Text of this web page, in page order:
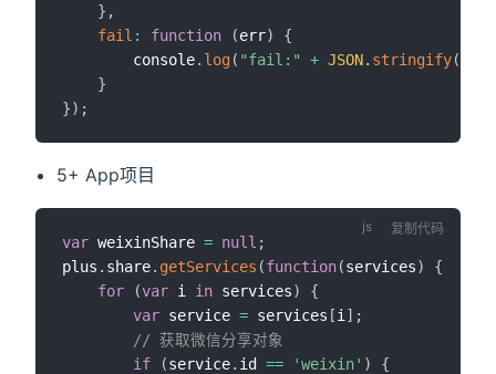
} ,
fail : function (err)
{
		console
. log( "fail:" + JSON. stringify(
}
}) ;
5+ App项目
var weixinShare = null ;
plus . share. getServices (function(services)
{
for
(var i in services)
{
var service = services [i ] ;
// 获取微信分享对象
if
(service. id == 'weixin' )
{
复制代码